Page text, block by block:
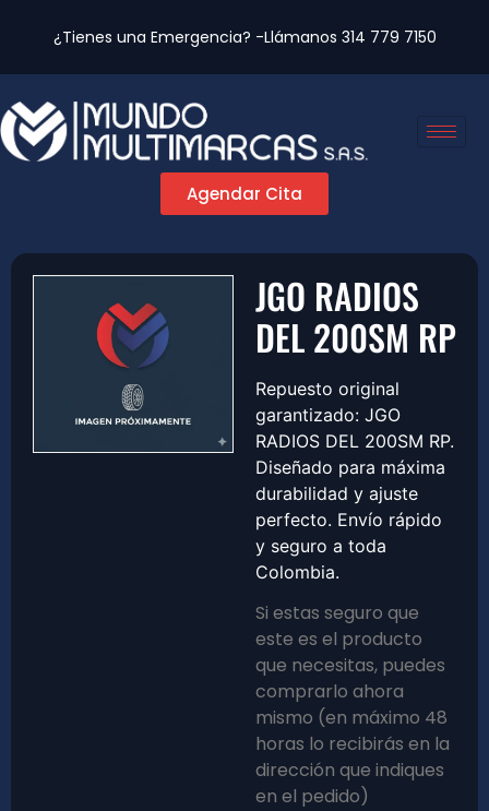
¿Tienes una Emergencia? -Llámanos 314 779 7150
Agendar Cita
JGO RADIOS
DEL 200SM RP
Repuesto original
garantizado: JGO
RADIOS DEL 200SM RP.
Diseñado para máxima
durabilidad y ajuste
perfecto. Envío rápido
y seguro a toda
Colombia.
Si estas seguro que
este es el producto
que necesitas, puedes
comprarlo ahora
mismo (en máximo 48
horas lo recibirás en la
dirección que indiques
en el pedido)